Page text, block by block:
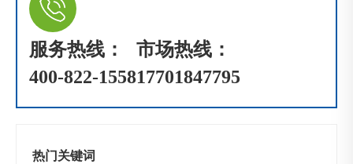
服务热线：
400-822-1558
市场热线：
17701847795
热门关键词